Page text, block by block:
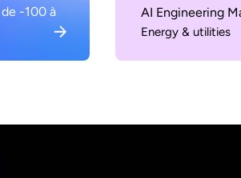
-100 à
AI Engineering
Energy & utilities